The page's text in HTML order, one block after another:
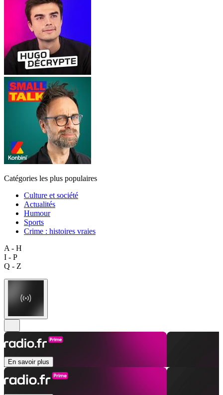
Catégories les plus populaires
Culture et société
Actualités
Humour
Sports
Crime : histoires vraies
A - H
I - P
Q - Z
En savoir plus